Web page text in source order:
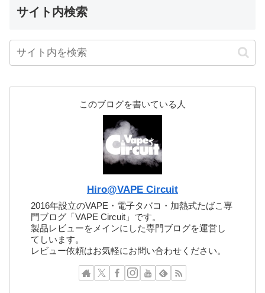
サイト内検索
このブログを書いている人
Hiro@VAPE Circuit
2016年設立のVAPE・電子タバコ・加熱式たばこ専
門ブログ「VAPE Circuit」です。
製品レビューをメインにした専門ブログを運営し
てしいます。
レビュー依頼はお気軽にお問い合わせください。